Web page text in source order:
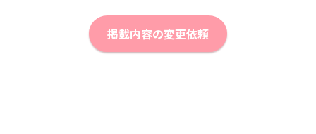
掲載内容の変更依頼